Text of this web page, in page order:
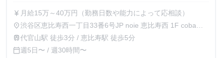
currency_yen 月給15万～40万円（勤務日数や能力によって応相談）
place渋谷区恵比寿西一丁目33番6号JP noie 恵比寿西 1F coba
ebisu
train代官山駅 徒歩3分 / 恵比寿駅 徒歩5分
calendar_today週5日〜 / 週30時間〜